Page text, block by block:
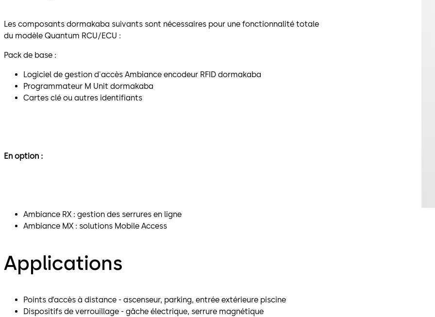
Les composants dormakaba suivants sont nécessaires pour une fonctionnalité totale
du modèle Quantum RCU/ECU :
Pack de base :
Logiciel de gestion d'accès Ambiance encodeur RFID dormakaba
Programmateur M Unit dormakaba
Cartes clé ou autres identifiants
En option :
Ambiance RX : gestion des serrures en ligne
Ambiance MX : solutions Mobile Access
Applications
Points d’accès à distance - ascenseur, parking, entrée extérieure piscine
Dispositifs de verrouillage - gâche électrique, serrure magnétique